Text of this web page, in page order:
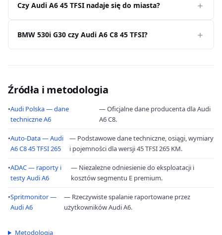
Czy Audi A6 45 TFSI nadaje się do miasta?
BMW 530i G30 czy Audi A6 C8 45 TFSI?
Źródła i metodologia
•Audi Polska — dane
techniczne A6
— Oficjalne dane producenta dla Audi
A6 C8.
•Auto-Data — Audi
A6 C8 45 TFSI 265
— Podstawowe dane techniczne, osiągi, wymiary
i pojemności dla wersji 45 TFSI 265 KM.
•ADAC — raporty i
testy Audi A6
— Niezależne odniesienie do eksploatacji i
kosztów segmentu E premium.
•Spritmonitor —
Audi A6
— Rzeczywiste spalanie raportowane przez
użytkowników Audi A6.
Metodologia